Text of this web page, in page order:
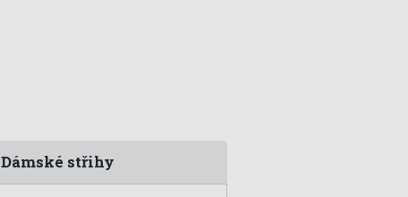
Dámské střihy